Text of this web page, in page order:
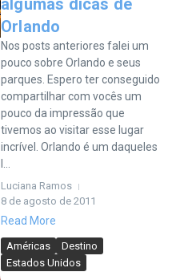
algumas dicas de
Orlando
Nos posts anteriores falei um
pouco sobre Orlando e seus
parques. Espero ter conseguido
compartilhar com vocês um
pouco da impressão que
tivemos ao visitar esse lugar
incrível. Orlando é um daqueles
Luciana Ramos
8 de agosto de 2011
Read More
Américas
Destino
Estados Unidos